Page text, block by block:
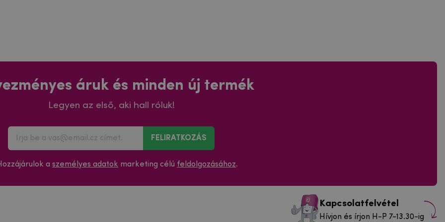
áruk és minden új termék
Legyen az első, aki hall róluk!
FELIRATKOZÁS
a személyes adatok marketing célú feldolgozásához.
Kapcsolatfelvétel
Hívjon és írjon H-P 7-13.30-ig